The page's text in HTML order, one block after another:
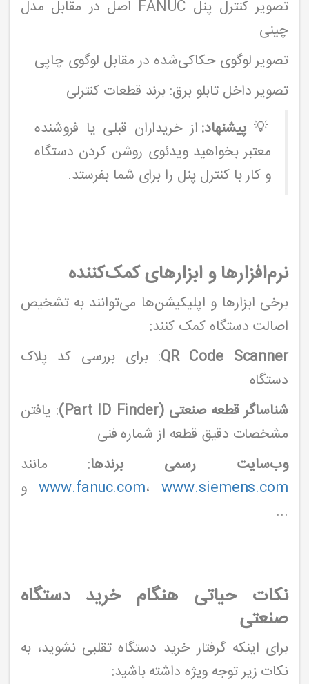
تصویر کنترل پنل FANUC اصل در مقابل مدل
چینی
تصویر لوگوی حکاکی‌شده در مقابل لوگوی چاپی
تصویر داخل تابلو برق: برند قطعات کنترلی
💡 پیشنهاد: از خریداران قبلی یا فروشنده
معتبر بخواهید ویدئوی روشن کردن دستگاه
و کار با کنترل پنل را برای شما بفرستد.
نرم‌افزارها و ابزارهای کمک‌کننده
برخی ابزارها و اپلیکیشن‌ها می‌توانند به تشخیص
اصالت دستگاه کمک کنند:
QR Code Scanner: برای بررسی کد پلاک
دستگاه
شناساگر قطعه صنعتی (Part ID Finder)
: یافتن
مشخصات دقیق قطعه از شماره فنی
وب‌سایت رسمی برندها: مانند
www.fanuc.com،www.siemens.com
و
...
نکات حیاتی هنگام خرید دستگاه
صنعتی
برای اینکه گرفتار خرید دستگاه تقلبی نشوید، به
نکات زیر توجه ویژه داشته باشید: